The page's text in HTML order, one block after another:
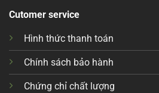
Cutomer service
Hình thức thanh toán
Chính sách bảo hành
Chứng chỉ chất lượng